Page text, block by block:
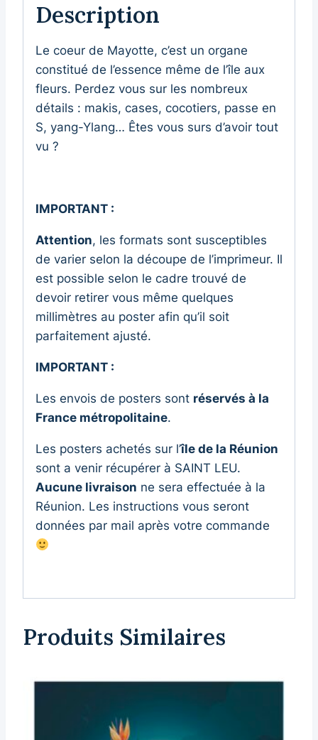
Description
Le coeur de Mayotte, c’est un organe
constitué de l’essence même de l’île aux
fleurs. Perdez vous sur les nombreux
détails : makis, cases, cocotiers, passe en
S, yang-Ylang… Êtes vous surs d’avoir tout
vu ?
IMPORTANT :
Attention, les formats sont susceptibles
de varier selon la découpe de l’imprimeur. Il
est possible selon le cadre trouvé de
devoir retirer vous même quelques
millimètres au poster afin qu’il soit
parfaitement ajusté.
IMPORTANT :
Les envois de posters sont réservés à la
France métropolitaine.
Les posters achetés sur l’île de la Réunion
sont a venir récupérer à SAINT LEU.
Aucune livraison ne sera effectuée à la
Réunion. Les instructions vous seront
données par mail après votre commande
Produits Similaires